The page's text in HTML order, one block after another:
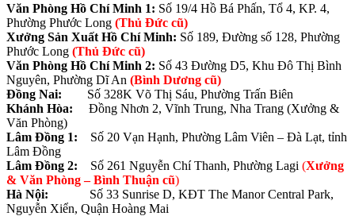
Văn Phòng Hồ Chí Minh 1: Số 19/4 Hồ Bá Phấn, Tổ 4, KP. 4,
Phường Phước Long (Thủ Đức cũ)
Xưởng Sản Xuất Hồ Chí Minh: Số 189, Đường số 128, Phường
Phước Long (Thủ Đức cũ)
Văn Phòng Hồ Chí Minh 2: Số 43 Đường D5, Khu Đô Thị Bình
Nguyên, Phường Dĩ An (Bình Dương cũ)
Đồng Nai: Số 328K Võ Thị Sáu, Phường Trấn Biên
Khánh Hòa:
Đồng Nhơn 2, Vĩnh Trung, Nha Trang (Xưởng &
Văn Phòng)
Lâm Đồng 1: Số 20 Vạn Hạnh, Phường Lâm Viên – Đà Lạt, tỉnh
Lâm Đồng
Lâm Đồng 2: Số 261 Nguyễn Chí Thanh, Phường Lagi (Xưởng
& Văn Phòng – Bình Thuận cũ)
Hà Nội: Số 33 Sunrise D, KĐT The Manor Central Park,
Nguyễn Xiển, Quận Hoàng Mai